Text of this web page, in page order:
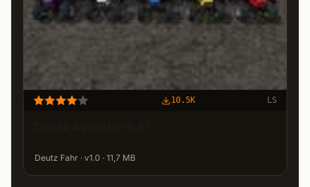
10.5K LS
Deutz Fahr · v1.0 · 11,7 MB